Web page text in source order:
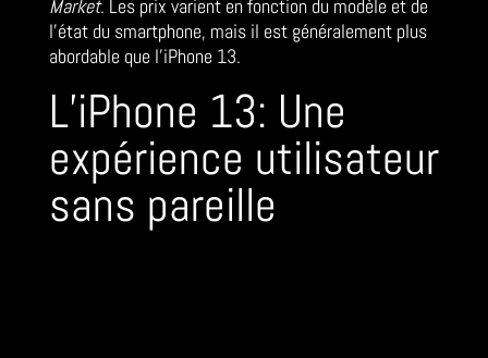
Market. Les prix varient en fonction du modèle et de
l’état du smartphone, mais il est généralement plus
abordable que l’iPhone 13.
L’iPhone 13: Une
expérience utilisateur
sans pareille